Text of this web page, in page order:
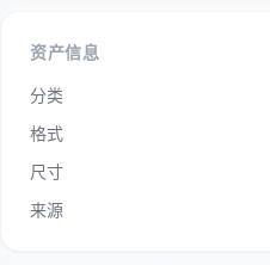
资产信息
分类
格式
尺寸
来源